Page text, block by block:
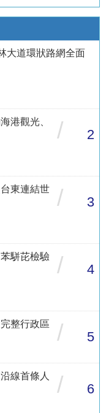
大道環狀路網全面
港觀光、
/ 2
東連結世
/ 3
駢芘檢驗
/ 4
整行政區
/ 5
線首條人
/ 6